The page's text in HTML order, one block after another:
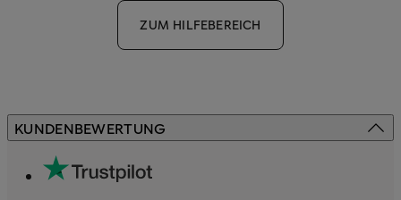
ZUM HILFEBEREICH
KUNDENBEWERTUNG